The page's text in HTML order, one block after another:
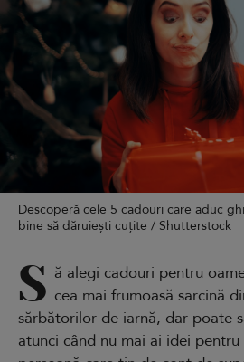
Descoperă cele 5 cadouri care aduc
bine să dăruiești cuțite / Shutterstock
S ă alegi cadouri pentru
cea mai frumoasă sarcină
sărbătorilor de iarnă, dar poate
atunci când nu mai ai idei